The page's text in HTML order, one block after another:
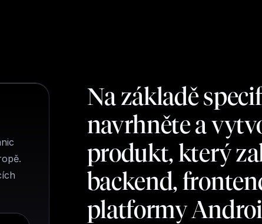
Na základě
navrhněte a
produkt, který
backend,
platformy